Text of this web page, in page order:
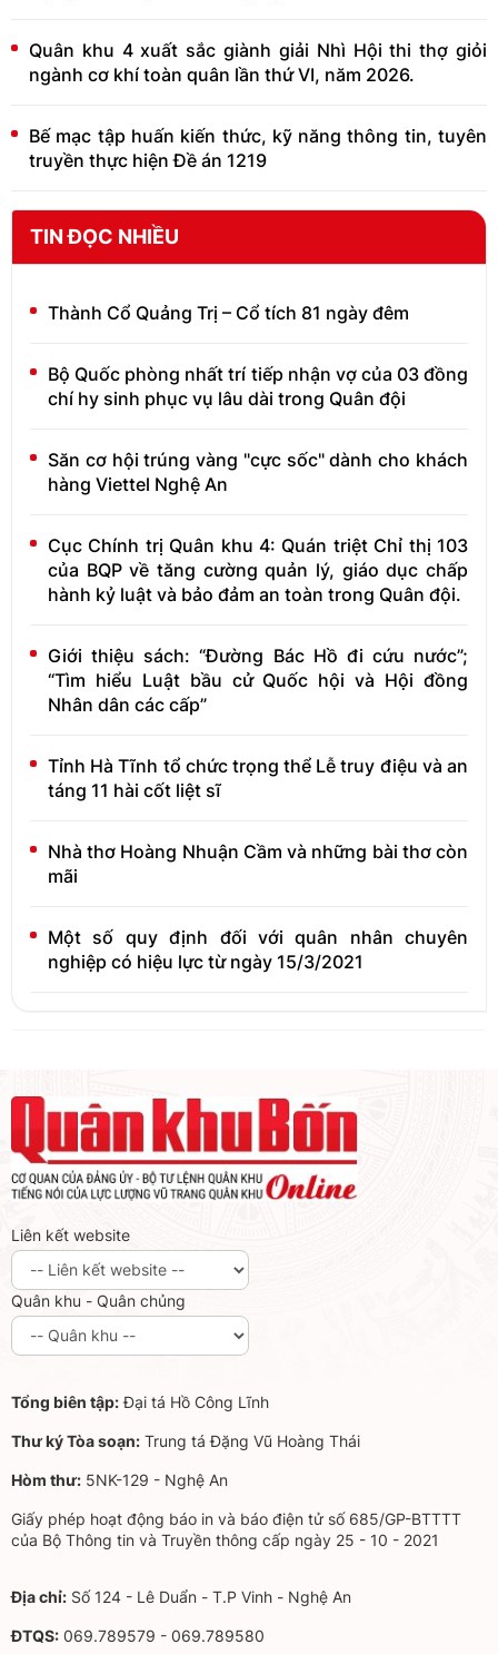
Quân khu 4 xuất sắc giành giải Nhì Hội thi thợ giỏi
ngành cơ khí toàn quân lần thứ VI, năm 2026.
Bế mạc tập huấn kiến thức, kỹ năng thông tin, tuyên
truyền thực hiện Đề án 1219
TIN ĐỌC NHIỀU
Thành Cổ Quảng Trị – Cổ tích 81 ngày đêm
Bộ Quốc phòng nhất trí tiếp nhận vợ của 03 đồng
chí hy sinh phục vụ lâu dài trong Quân đội
Săn cơ hội trúng vàng "cực sốc" dành cho khách
hàng Viettel Nghệ An
Cục Chính trị Quân khu 4: Quán triệt Chỉ thị 103
của BQP về tăng cường quản lý, giáo dục chấp
hành kỷ luật và bảo đảm an toàn trong Quân đội.
Giới thiệu sách: “Đường Bác Hồ đi cứu nước”;
“Tìm hiểu Luật bầu cử Quốc hội và Hội đồng
Nhân dân các cấp”
Tỉnh Hà Tĩnh tổ chức trọng thể Lễ truy điệu và an
táng 11 hài cốt liệt sĩ
Nhà thơ Hoàng Nhuận Cầm và những bài thơ còn
mãi
Một số quy định đối với quân nhân chuyên
nghiệp có hiệu lực từ ngày 15/3/2021
Liên kết website
Quân khu - Quân chủng
Tổng biên tập:Đại tá Hồ Công Lĩnh
Thư ký Tòa soạn: Trung tá Đặng Vũ Hoàng Thái
Hòm thư: 5NK-129 - Nghệ An
Giấy phép hoạt động báo in và báo điện tử số 685/GP-BTTTT
của Bộ Thông tin và Truyền thông cấp ngày 25 - 10 - 2021
Địa chỉ: Số 124 - Lê Duẩn - T.P Vinh - Nghệ An
ĐTQS: 069.789579 - 069.789580